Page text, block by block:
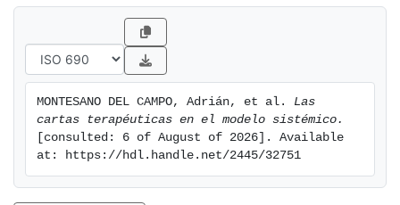
MONTESANO DEL CAMPO, Adrián, et al. Las
cartas terapéuticas en el modelo sistémico.
[consulted: 6 of August of 2026]. Available
at: https://hdl.handle.net/2445/32751